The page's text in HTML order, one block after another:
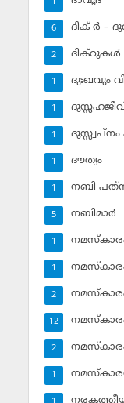
ദിക് ര്‍ –
6
ദിക്‌റുകള്‍
2
ദുഃഖവും
1
1
1
ദൗത്യം
1
നബി
1
നബിമാര്‍
5
1
1
2
12
2
1